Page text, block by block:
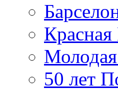
50 лет